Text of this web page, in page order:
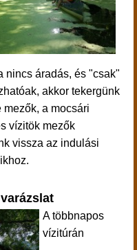
nincs áradás, és "csak"
akkor tekergünk
a mocsári
vízitök mezők
vissza az indulási
A többnapos
vízitúrán